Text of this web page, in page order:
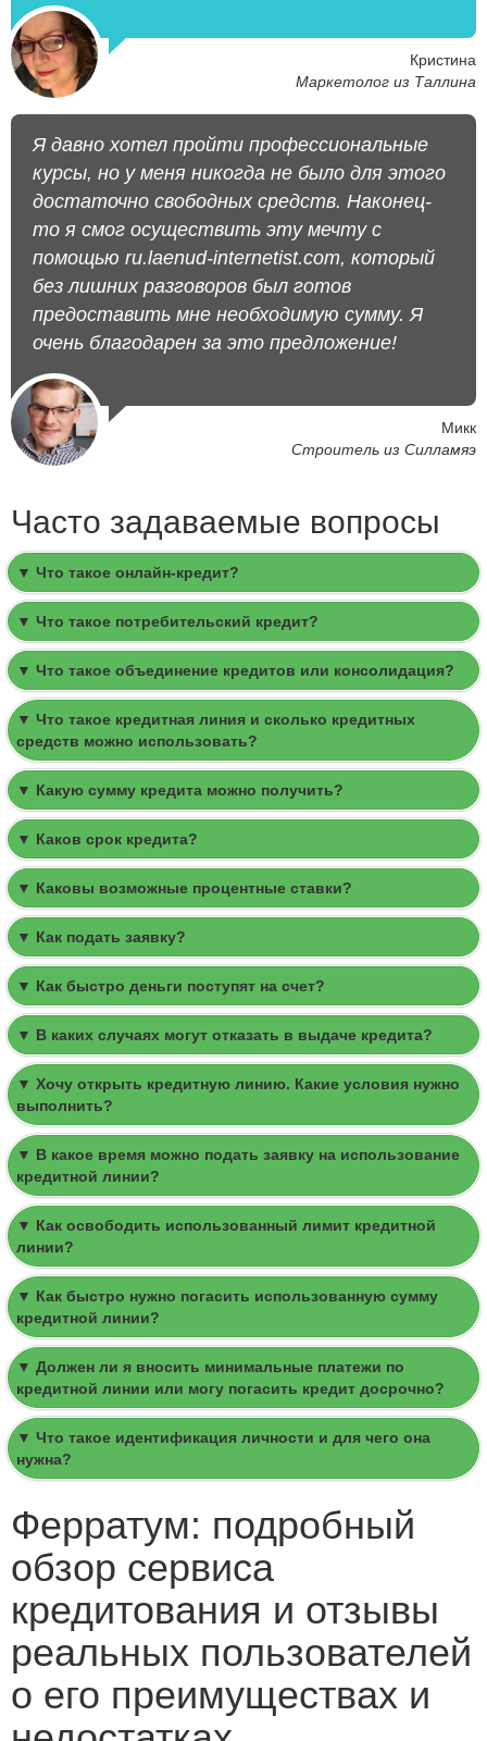
Кристина
Маркетолог из Таллина
Я давно хотел пройти профессиональные
курсы, но у меня никогда не было для этого
достаточно свободных средств. Наконец-
то я смог осуществить эту мечту с
помощью ru.laenud-internetist.com, который
без лишних разговоров был готов
предоставить мне необходимую сумму. Я
очень благодарен за это предложение!
Микк
Строитель из Силламяэ
Часто задаваемые вопросы
▼ Что такое онлайн-кредит?
▼ Что такое потребительский кредит?
▼ Что такое объединение кредитов или консолидация?
▼ Что такое кредитная линия и сколько кредитных
средств можно использовать?
▼ Какую сумму кредита можно получить?
▼ Каков срок кредита?
▼ Каковы возможные процентные ставки?
▼ Как подать заявку?
▼ Как быстро деньги поступят на счет?
▼ В каких случаях могут отказать в выдаче кредита?
▼ Хочу открыть кредитную линию. Какие условия нужно
выполнить?
▼ В какое время можно подать заявку на использование
кредитной линии?
▼ Как освободить использованный лимит кредитной
линии?
▼ Как быстро нужно погасить использованную сумму
кредитной линии?
▼ Должен ли я вносить минимальные платежи по
кредитной линии или могу погасить кредит досрочно?
▼ Что такое идентификация личности и для чего она
нужна?
Ферратум: подробный
обзор сервиса
кредитования и отзывы
реальных пользователей
о его преимуществах и